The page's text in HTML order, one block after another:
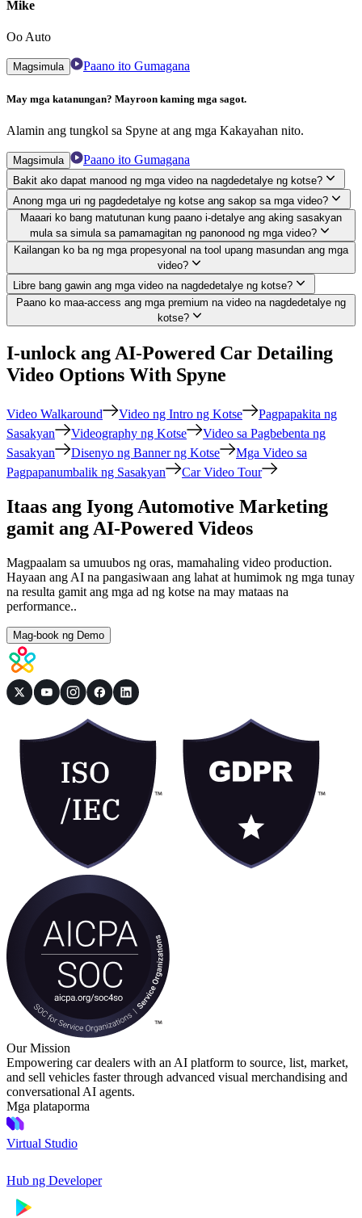
Mike
Oo Auto
Magsimula Paano ito Gumagana
May mga katanungan? Mayroon kaming mga sagot.
Alamin ang tungkol sa Spyne at ang mga Kakayahan nito.
Magsimula Paano ito Gumagana
Bakit ako dapat manood ng mga video na nagdedetalye ng kotse?
Anong mga uri ng pagdedetalye ng kotse ang sakop sa mga video?
Maaari ko bang matutunan kung paano i-detalye ang aking sasakyan
mula sa simula sa pamamagitan ng panonood ng mga video?
Kailangan ko ba ng mga propesyonal na tool upang masundan ang mga
video?
Libre bang gawin ang mga video na nagdedetalye ng kotse?
Paano ko maa-access ang mga premium na video na nagdedetalye ng
kotse?
I-unlock ang AI-Powered Car Detailing
Video Options With Spyne
Video Walkaround Video ng Intro ng Kotse
Pagpapakita ng
Sasakyan
Videography ng Kotse
Video sa Pagbebenta ng
Sasakyan
Disenyo ng Banner ng Kotse
Mga Video sa
Pagpapanumbalik ng Sasakyan
Car Video Tour
Itaas ang Iyong Automotive Marketing
gamit ang AI-Powered Videos
Magpaalam sa umuubos ng oras, mamahaling video production.
Hayaan ang AI na pangasiwaan ang lahat at humimok ng mga tunay
na resulta gamit ang mga ad ng kotse na may mataas na
performance..
Mag-book ng Demo
Our Mission
Empowering car dealers with an AI platform to source, list, market,
and sell vehicles faster through advanced visual merchandising and
conversational AI agents.
Mga plataporma
Virtual Studio
Hub ng Developer